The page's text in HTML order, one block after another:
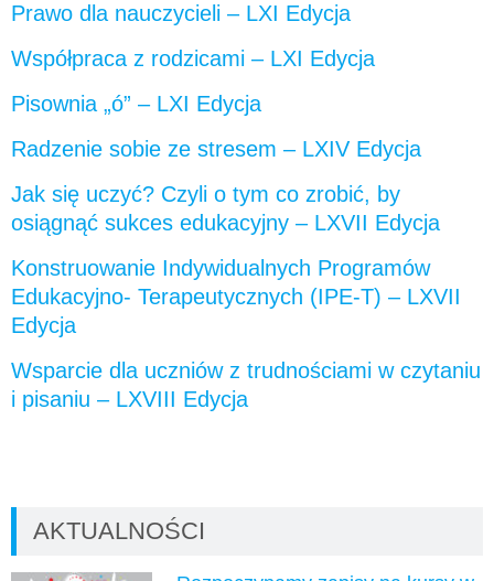
Prawo dla nauczycieli – LXI Edycja
Współpraca z rodzicami – LXI Edycja
Pisownia „ó” – LXI Edycja
Radzenie sobie ze stresem – LXIV Edycja
Jak się uczyć? Czyli o tym co zrobić, by
osiągnąć sukces edukacyjny – LXVII Edycja
Konstruowanie Indywidualnych Programów
Edukacyjno- Terapeutycznych (IPE-T) – LXVII
Edycja
Wsparcie dla uczniów z trudnościami w czytaniu
i pisaniu – LXVIII Edycja
AKTUALNOŚCI